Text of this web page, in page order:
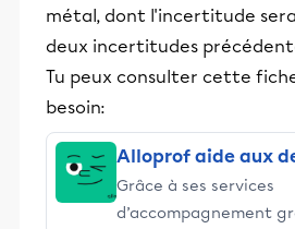
métal, dont l'incertitude
deux incertitudes
Tu peux consulter cette
besoin:
Alloprof aide aux
Grâce à ses services
d’accompagnement